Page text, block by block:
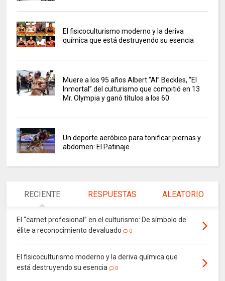
El fisicoculturismo moderno y la deriva
química que está destruyendo su esencia
Muere a los 95 años Albert “Al” Beckles, “El
Inmortal” del culturismo que compitió en 13
Mr. Olympia y ganó títulos a los 60
Un deporte aeróbico para tonificar piernas y
abdomen: El Patinaje
RECIENTE RESPUESTAS ALEATORIO
El “carnet profesional” en el culturismo: De símbolo de
élite a reconocimiento devaluado
0
El fisicoculturismo moderno y la deriva química que
está destruyendo su esencia
0